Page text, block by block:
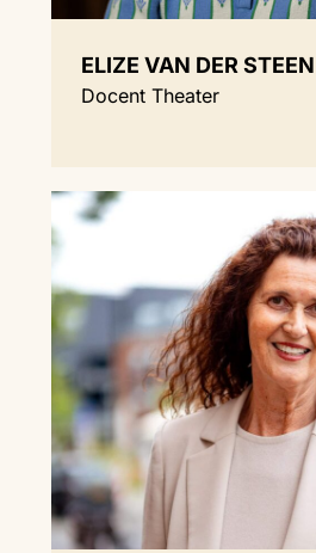
ELIZE VAN DER STEEN
Docent Theater